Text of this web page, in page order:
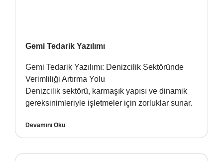
Gemi Tedarik Yazılımı
Gemi Tedarik Yazılımı: Denizcilik Sektöründe
Verimliliği Artırma Yolu
Denizcilik sektörü, karmaşık yapısı ve dinamik
gereksinimleriyle işletmeler için zorluklar sunar.
Devamını Oku